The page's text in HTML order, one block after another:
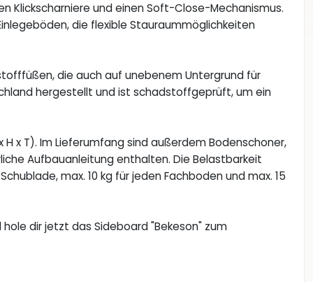
Klickscharniere und einen Soft-Close-Mechanismus.
die flexible Stauraummöglichkeiten
die auch auf unebenem Untergrund für
hergestellt und ist schadstoffgeprüft, um ein
x T). Im Lieferumfang sind außerdem Bodenschoner,
Aufbauanleitung enthalten. Die Belastbarkeit
max. 10 kg für jeden Fachboden und max. 15
dir jetzt das Sideboard "Bekeson" zum